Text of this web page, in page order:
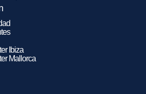
Ibiza
Mallorca